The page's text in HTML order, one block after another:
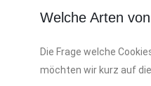
Welche Arten
Die Frage welche
möchten wir kurz auf